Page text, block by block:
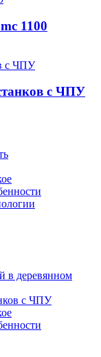
1100
с ЧПУ
в деревянном
с ЧПУ